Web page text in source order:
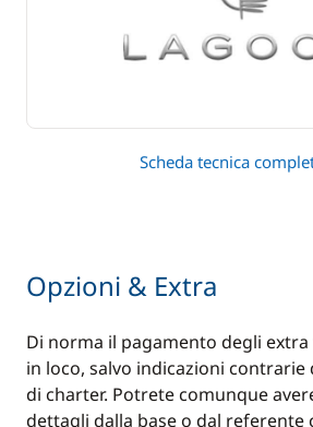
Scheda tecnica
Opzioni & Extra
Di norma il pagamento degli
in loco, salvo indicazioni contrarie
di charter. Potrete comunque
dettagli dalla base o dal referente